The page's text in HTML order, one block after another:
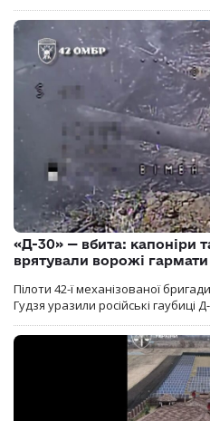
«Д-30» — вбита: капоніри
врятували ворожі гармати
Пілоти 42-ї механізованої
Гудзя уразили російські гаубиці